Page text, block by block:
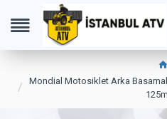
Mondial Motosiklet Arka